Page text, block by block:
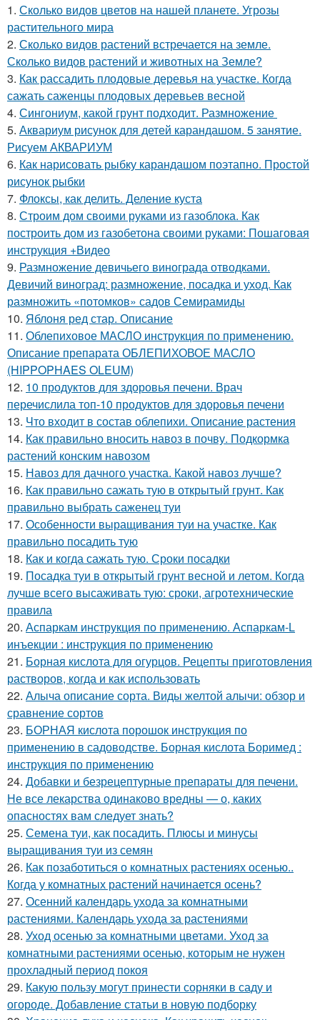
1. Сколько видов цветов на нашей планете. Угрозы
растительного мира
2. Сколько видов растений встречается на земле.
Сколько видов растений и животных на Земле?
3. Как рассадить плодовые деревья на участке. Когда
сажать саженцы плодовых деревьев весной
4. Сингониум, какой грунт подходит. Размножение
5. Аквариум рисунок для детей карандашом. 5 занятие.
Рисуем АКВАРИУМ
6. Как нарисовать рыбку карандашом поэтапно. Простой
рисунок рыбки
7. Флоксы, как делить. Деление куста
8. Строим дом своими руками из газоблока. Как
построить дом из газобетона своими руками: Пошаговая
инструкция +Видео
9. Размножение девичьего винограда отводками.
Девичий виноград: размножение, посадка и уход. Как
размножить «потомков» садов Семирамиды
10. Яблоня ред стар. Описание
11. Облепиховое МАСЛО инструкция по применению.
Описание препарата ОБЛЕПИХОВОЕ МАСЛО
(HIPPOPHAES OLEUM)
12. 10 продуктов для здоровья печени. Врач
перечислила топ-10 продуктов для здоровья печени
13. Что входит в состав облепихи. Описание растения
14. Как правильно вносить навоз в почву. Подкормка
растений конским навозом
15. Навоз для дачного участка. Какой навоз лучше?
16. Как правильно сажать тую в открытый грунт. Как
правильно выбрать саженец туи
17. Особенности выращивания туи на участке. Как
правильно посадить тую
18. Как и когда сажать тую. Сроки посадки
19. Посадка туи в открытый грунт весной и летом. Когда
лучше всего высаживать тую: сроки, агротехнические
правила
20. Аспаркам инструкция по применению. Аспаркам-L
инъекции : инструкция по применению
21. Борная кислота для огурцов. Рецепты приготовления
растворов, когда и как использовать
22. Алыча описание сорта. Виды желтой алычи: обзор и
сравнение сортов
23. БОРНАЯ кислота порошок инструкция по
применению в садоводстве. Борная кислота Боримед :
инструкция по применению
24. Добавки и безрецептурные препараты для печени.
Не все лекарства одинаково вредны — о, каких
опасностях вам следует знать?
25. Семена туи, как посадить. Плюсы и минусы
выращивания туи из семян
26. Как позаботиться о комнатных растениях осенью..
Когда у комнатных растений начинается осень?
27. Осенний календарь ухода за комнатными
растениями. Календарь ухода за растениями
28. Уход осенью за комнатными цветами. Уход за
комнатными растениями осенью, которым не нужен
прохладный период покоя
29. Какую пользу могут принести сорняки в саду и
огороде. Добавление статьи в новую подборку